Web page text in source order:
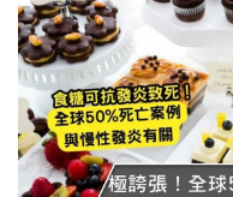
IT Times
生成式AI與雲端應用
Enterprise Digital
特集